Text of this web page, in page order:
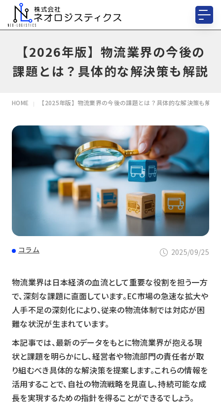
【2026年版】物流業界の今後の
課題とは？具体的な解決策も解説
HOME 【2025年版】物流業界の今後の課題とは？具体的な解決策も解説
コラム 2025/09/25
物流業界は日本経済の血流として重要な役割を担う一方
で、深刻な課題に直面しています。EC市場の急速な拡大や
人手不足の深刻化により、従来の物流体制では対応が困
難な状況が生まれています。
本記事では、最新のデータをもとに物流業界が抱える現
状と課題を明らかにし、経営者や物流部門の責任者が取
り組むべき具体的な解決策を提案します。これらの情報を
活用することで、自社の物流戦略を見直し、持続可能な成
長を実現するための指針を得ることができるでしょう。